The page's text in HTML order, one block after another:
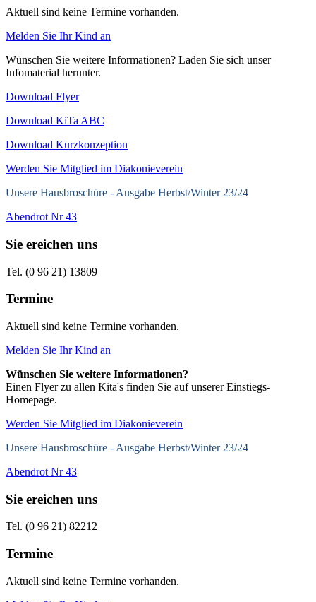
Aktuell sind keine Termine vorhanden.
Melden Sie Ihr Kind an
Wünschen Sie weitere Informationen? Laden Sie sich unser
Infomaterial herunter.
Download Flyer
Download KiTa ABC
Download Kurzkonzeption
Werden Sie Mitglied im Diakonieverein
Unsere Hausbroschüre - Ausgabe Herbst/Winter 23/24
Abendrot Nr 43
Sie ereichen uns
Tel. (0 96 21) 13809
Termine
Aktuell sind keine Termine vorhanden.
Melden Sie Ihr Kind an
Wünschen Sie weitere Informationen?
Einen Flyer zu allen Kita's finden Sie auf unserer Einstiegs-
Homepage.
Werden Sie Mitglied im Diakonieverein
Unsere Hausbroschüre - Ausgabe Herbst/Winter 23/24
Abendrot Nr 43
Sie ereichen uns
Tel. (0 96 21) 82212
Termine
Aktuell sind keine Termine vorhanden.